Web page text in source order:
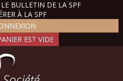
BULLETIN DE LA SPF
À LA SPF